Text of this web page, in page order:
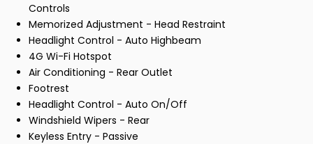
Controls
Memorized Adjustment - Head Restraint
Headlight Control - Auto Highbeam
4G Wi-Fi Hotspot
Air Conditioning - Rear Outlet
Footrest
Headlight Control - Auto On/Off
Windshield Wipers - Rear
Keyless Entry - Passive